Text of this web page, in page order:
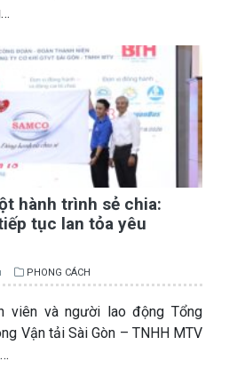
hành trình sẻ chia:
tục lan tỏa yêu
PHONG CÁCH
viên và người lao động Tổng
Vận tải Sài Gòn – TNHH MTV